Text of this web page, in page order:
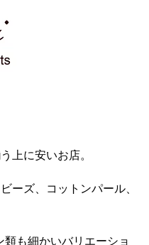
上に安いお店。
ーズ、コットンパール、
も細かいバリエーショ